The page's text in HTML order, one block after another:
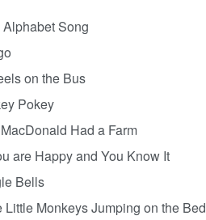
Song
on the Bus
Pokey
Had a Farm
are Happy and You Know It
Bells
Little Monkeys Jumping on the Bed